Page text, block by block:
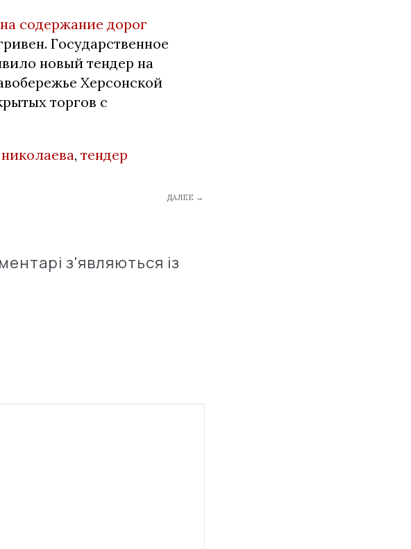
на содержание дорог
Государственное
новый тендер на
Херсонской
торгов с
, тендер
ДАЛЕЕ →
з'являються із